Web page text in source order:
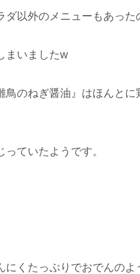
ダ以外のメニューもあった
まいましたw
のねぎ醤油』はほんとに
ていたようです。
くたっぷりでおでんのよ